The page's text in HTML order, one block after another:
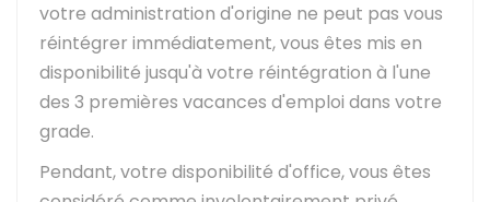
votre administration d'origine ne peut pas vous
réintégrer immédiatement, vous êtes mis en
disponibilité jusqu'à votre réintégration à l'une
des 3 premières vacances d'emploi dans votre
grade.
Pendant, votre disponibilité d'office, vous êtes